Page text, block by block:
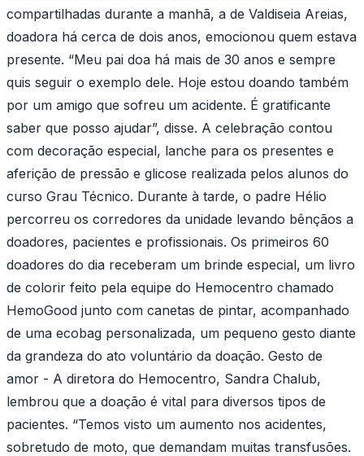
compartilhadas durante a manhã, a de Valdiseia Areias,
doadora há cerca de dois anos, emocionou quem estava
presente. “Meu pai doa há mais de 30 anos e sempre
quis seguir o exemplo dele. Hoje estou doando também
por um amigo que sofreu um acidente. É gratificante
saber que posso ajudar”, disse. A celebração contou
com decoração especial, lanche para os presentes e
aferição de pressão e glicose realizada pelos alunos do
curso Grau Técnico. Durante à tarde, o padre Hélio
percorreu os corredores da unidade levando bênçãos a
doadores, pacientes e profissionais. Os primeiros 60
doadores do dia receberam um brinde especial, um livro
de colorir feito pela equipe do Hemocentro chamado
HemoGood junto com canetas de pintar, acompanhado
de uma ecobag personalizada, um pequeno gesto diante
da grandeza do ato voluntário da doação. Gesto de
amor - A diretora do Hemocentro, Sandra Chalub,
lembrou que a doação é vital para diversos tipos de
pacientes. “Temos visto um aumento nos acidentes,
sobretudo de moto, que demandam muitas transfusões.